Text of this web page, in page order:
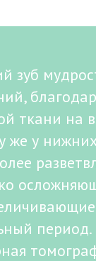
зуб
ткани на
же у
период.